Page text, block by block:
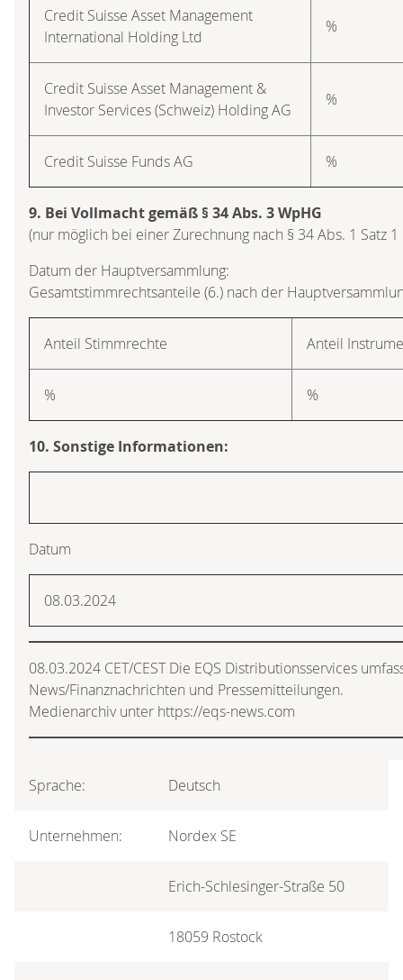
Credit Suisse Asset Management
International Holding Ltd
%
Credit Suisse Asset Management &
Investor Services (Schweiz) Holding AG
%
Credit Suisse Funds AG %
9. Bei Vollmacht gemäß § 34 Abs. 3 WpHG
(nur möglich bei einer Zurechnung nach § 34 Abs. 1 Satz
Datum der Hauptversammlung:
Gesamtstimmrechtsanteile (6.) nach der
Anteil Stimmrechte Anteil
% %
10. Sonstige Informationen:
Datum
08.03.2024
08.03.2024 CET/CEST Die EQS Distributionsservices
News/Finanznachrichten und Pressemitteilungen.
Medienarchiv unter https://eqs-news.com
Sprache: Deutsch
Unternehmen: Nordex SE
Erich-Schlesinger-Straße 50
18059 Rostock